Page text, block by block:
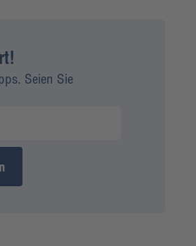
Seien Sie